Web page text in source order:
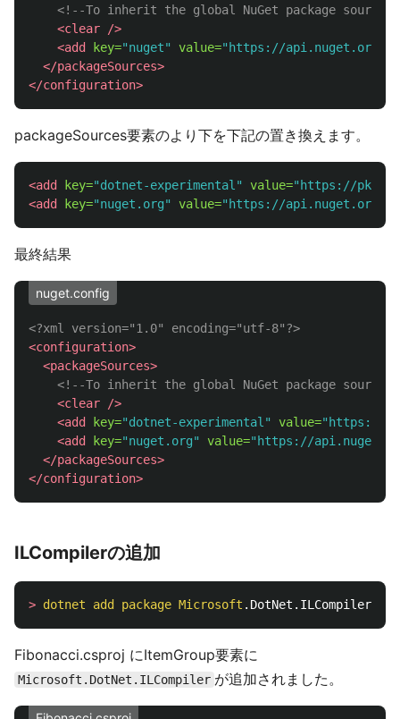
<!--To inherit the global NuGet package
<clear
/>
<add
key="nuget" value="https://api.nuget.org/
</packageSources>
</configuration>
packageSources要素のより下を下記の置き換えます。
<add key="dotnet-experimental" value="https://
<add
key="nuget.org" value="https://api.nuget.org/
最終結果
nuget.config
<?xml version="1.0" encoding="utf-8"?>
<configuration>
<packageSources>
<!--To inherit the global NuGet package
<clear
/>
<add
key="dotnet-experimental" value="https://
<add
key="nuget.org" value="https://
</packageSources>
</configuration>
ILCompilerの追加
> dotnet add package Microsoft .DotNet.ILCompiler
Fibonacci.csproj にItemGroup要素に
Microsoft.DotNet.ILCompiler が追加されました。